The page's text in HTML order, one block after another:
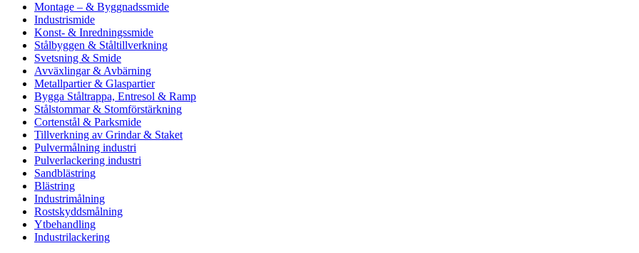
Montage – & Byggnadssmide
Industrismide
Konst- & Inredningssmide
Stålbyggen & Ståltillverkning
Svetsning & Smide
Avväxlingar & Avbärning
Metallpartier & Glaspartier
Bygga Ståltrappa, Entresol & Ramp
Stålstommar & Stomförstärkning
Cortenstål & Parksmide
Tillverkning av Grindar & Staket
Pulvermålning industri
Pulverlackering industri
Sandblästring
Blästring
Industrimålning
Rostskyddsmålning
Ytbehandling
Industrilackering